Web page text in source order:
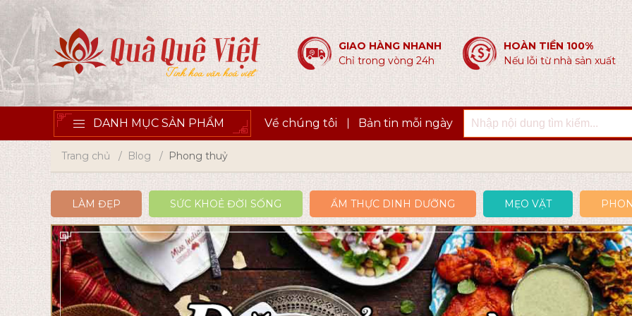
GIAO HÀNG NHANH
Chỉ trong vòng 24h
HOÀN TIỀN 100%
Nếu lỗi từ nhà sản xuất
DANH MỤC SẢN PHẨM Về chúng tôi Bản tin mỗi ngày
Trang chủ Blog Phong thuỷ
LÀM ĐẸP SỨC KHOẺ ĐỜI SỐNG ẨM THỰC DINH DƯỠNG MẸO VẶT